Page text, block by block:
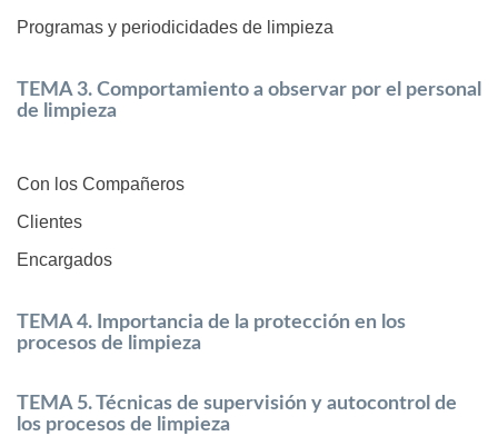
Programas y periodicidades de limpieza
TEMA 3. Comportamiento a observar por el personal
de limpieza
Con los Compañeros
Clientes
Encargados
TEMA 4. Importancia de la protección en los
procesos de limpieza
TEMA 5. Técnicas de supervisión y autocontrol de
los procesos de limpieza